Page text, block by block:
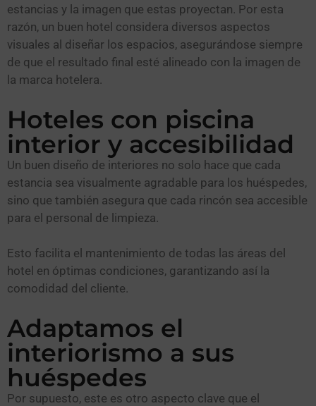
estancias y la imagen que estas proyectan. Por esta
razón, un buen hotel considera diversos aspectos
visuales al diseñar los espacios, asegurándose siempre
de que el resultado final esté alineado con la imagen de
la marca hotelera.
Hoteles con piscina
interior y accesibilidad
Un buen diseño de interiores no solo hace que cada
estancia sea visualmente agradable para los huéspedes,
sino que también asegura que cada rincón sea accesible
para el personal de limpieza.
Esto facilita el mantenimiento de todas las áreas del
hotel en óptimas condiciones, garantizando así la
comodidad del cliente.
Adaptamos el
interiorismo a sus
huéspedes
Por supuesto, este es otro aspecto clave que el